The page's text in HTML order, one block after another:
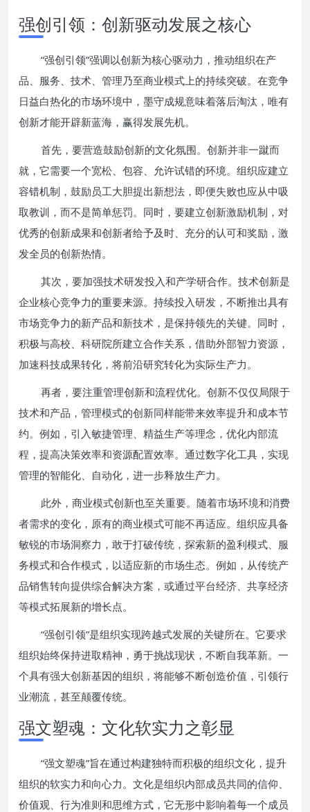
强创引领：创新驱动发展之核心
“强创引领”强调以创新为核心驱动力，推动组织在产
品、服务、技术、管理乃至商业模式上的持续突破。在竞争
日益白热化的市场环境中，墨守成规意味着落后淘汰，唯有
创新才能开辟新蓝海，赢得发展先机。
首先，要营造鼓励创新的文化氛围。创新并非一蹴而
就，它需要一个宽松、包容、允许试错的环境。组织应建立
容错机制，鼓励员工大胆提出新想法，即便失败也应从中吸
取教训，而不是简单惩罚。同时，要建立创新激励机制，对
优秀的创新成果和创新者给予及时、充分的认可和奖励，激
发全员的创新热情。
其次，要加强技术研发投入和产学研合作。技术创新是
企业核心竞争力的重要来源。持续投入研发，不断推出具有
市场竞争力的新产品和新技术，是保持领先的关键。同时，
积极与高校、科研院所建立合作关系，借助外部智力资源，
加速科技成果转化，将前沿研究转化为实际生产力。
再者，要注重管理创新和流程优化。创新不仅仅局限于
技术和产品，管理模式的创新同样能带来效率提升和成本节
约。例如，引入敏捷管理、精益生产等理念，优化内部流
程，提高决策效率和资源配置效率。通过数字化工具，实现
管理的智能化、自动化，进一步释放生产力。
此外，商业模式创新也至关重要。随着市场环境和消费
者需求的变化，原有的商业模式可能不再适应。组织应具备
敏锐的市场洞察力，敢于打破传统，探索新的盈利模式、服
务模式和合作模式，以适应新的市场生态。例如，从传统产
品销售转向提供综合解决方案，或通过平台经济、共享经济
等模式拓展新的增长点。
“强创引领”是组织实现跨越式发展的关键所在。它要求
组织始终保持进取精神，勇于挑战现状，不断自我革新。一
个具有强大创新基因的组织，将能够不断创造价值，引领行
业潮流，甚至颠覆传统。
强文塑魂：文化软实力之彰显
“强文塑魂”旨在通过构建独特而积极的组织文化，提升
组织的软实力和向心力。文化是组织内部成员共同的信仰、
价值观、行为准则和思维方式，它无形中影响着每一个成员